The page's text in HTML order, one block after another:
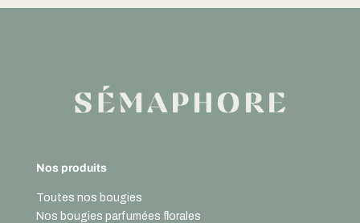
Nos produits
Toutes nos bougies
Nos bougies parfumées florales